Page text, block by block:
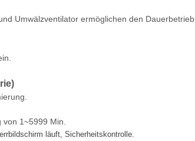
Umwälzventilator ermöglichen den Dauerbetrieb.
1~5999 Min.
läuft, Sicherheitskontrolle.